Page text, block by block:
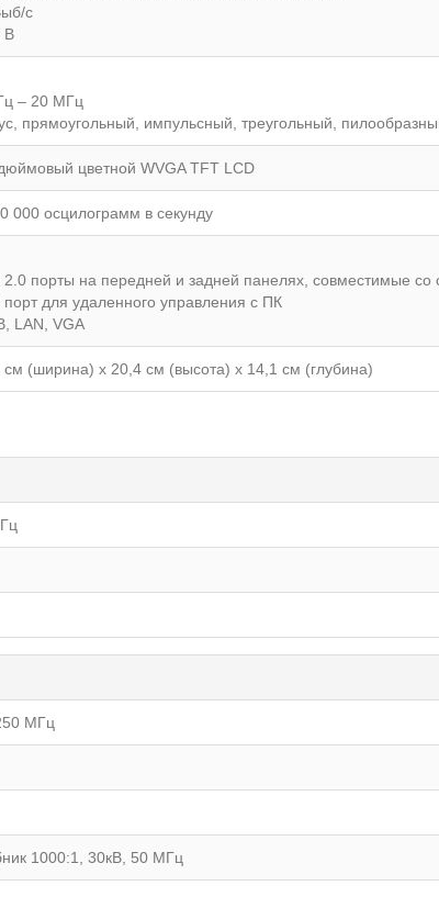
с
В
– 20 МГц
прямоугольный, импульсный, треугольный,
цветной WVGA TFT LCD
000 осцилограмм в секунду
2.0 порты на передней и задней панелях, совместимые
порт для удаленного управления с ПК
LAN, VGA
см (ширина) х 20,4 см (высота) х 14,1 см (глубина)
МГц
1000:1, 30кВ, 50 МГц